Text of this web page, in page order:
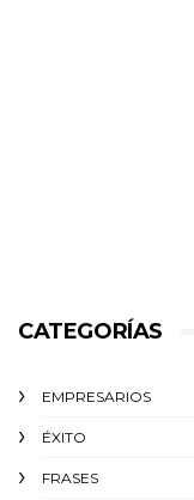
CATEGORÍAS
EMPRESARIOS
ÉXITO‬
FRASES